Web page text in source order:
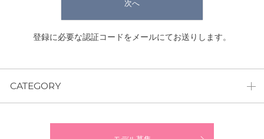
次へ
登録に必要な認証コードをメールにてお送りします。
CATEGORY